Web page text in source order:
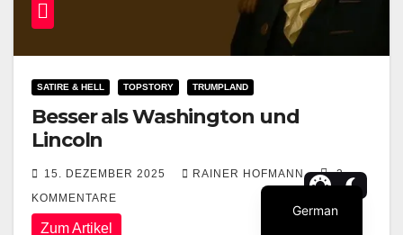
SATIRE & HELL TOPSTORY TRUMPLAND
Besser als Washington und
Lincoln
15. DEZEMBER 2025 RAINER HOFMANN
3
KOMMENTARE
Zum Artikel
German